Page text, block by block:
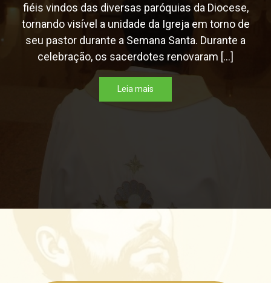
fiéis vindos das diversas paróquias da Diocese,
tornando visível a unidade da Igreja em torno de
seu pastor durante a Semana Santa. Durante a
celebração, os sacerdotes renovaram […]
Leia mais